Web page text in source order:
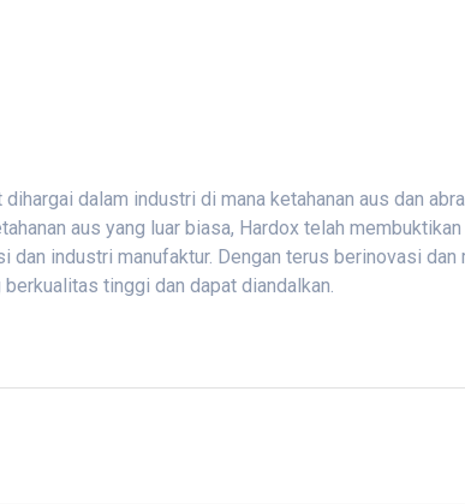
dalam industri di mana ketahanan aus dan
aus yang luar biasa, Hardox telah
industri manufaktur. Dengan terus berinovasi dan
tinggi dan dapat diandalkan.